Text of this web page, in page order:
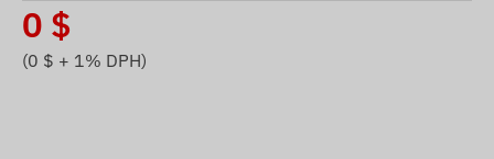
0 $
(0 $ + 1% DPH)